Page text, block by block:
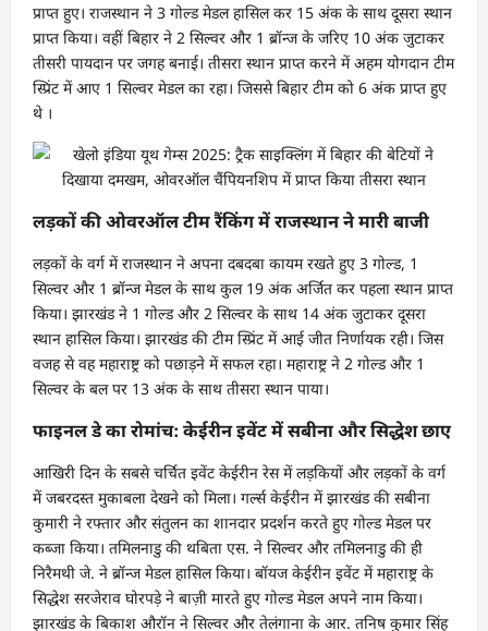
प्राप्त हुए। राजस्थान ने 3 गोल्ड मेडल हासिल कर 15 अंक के साथ दूसरा स्थान
प्राप्त किया। वहीं बिहार ने 2 सिल्वर और 1 ब्रॉन्ज के जरिए 10 अंक जुटाकर
तीसरी पायदान पर जगह बनाई। तीसरा स्थान प्राप्त करने में अहम योगदान टीम
स्प्रिंट में आए 1 सिल्वर मेडल का रहा। जिससे बिहार टीम को 6 अंक प्राप्त हुए
थे ।
लड़कों की ओवरऑल टीम रैंकिंग में राजस्थान ने मारी बाजी
लड़कों के वर्ग में राजस्थान ने अपना दबदबा कायम रखते हुए 3 गोल्ड, 1
सिल्वर और 1 ब्रॉन्ज मेडल के साथ कुल 19 अंक अर्जित कर पहला स्थान प्राप्त
किया। झारखंड ने 1 गोल्ड और 2 सिल्वर के साथ 14 अंक जुटाकर दूसरा
स्थान हासिल किया। झारखंड की टीम स्प्रिंट में आई जीत निर्णायक रही। जिस
वजह से वह महाराष्ट्र को पछाड़ने में सफल रहा। महाराष्ट्र ने 2 गोल्ड और 1
सिल्वर के बल पर 13 अंक के साथ तीसरा स्थान पाया।
फाइनल डे का रोमांच: केईरीन इवेंट में सबीना और सिद्धेश छाए
आखिरी दिन के सबसे चर्चित इवेंट केईरीन रेस में लड़कियों और लड़कों के वर्ग
में जबरदस्त मुकाबला देखने को मिला। गर्ल्स केईरीन में झारखंड की सबीना
कुमारी ने रफ्तार और संतुलन का शानदार प्रदर्शन करते हुए गोल्ड मेडल पर
कब्जा किया। तमिलनाडु की थबिता एस. ने सिल्वर और तमिलनाडु की ही
निरैमथी जे. ने ब्रॉन्ज मेडल हासिल किया। बॉयज केईरीन इवेंट में महाराष्ट्र के
सिद्धेश सरजेराव घोरपड़े ने बाज़ी मारते हुए गोल्ड मेडल अपने नाम किया।
झारखंड के बिकाश औरॉन ने सिल्वर और तेलंगाना के आर. तनिष कुमार सिंह